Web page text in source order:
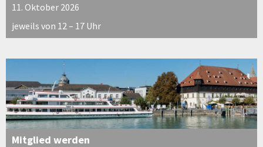
11. Oktober 2026
jeweils von 12 – 17 Uhr
Mitglied werden